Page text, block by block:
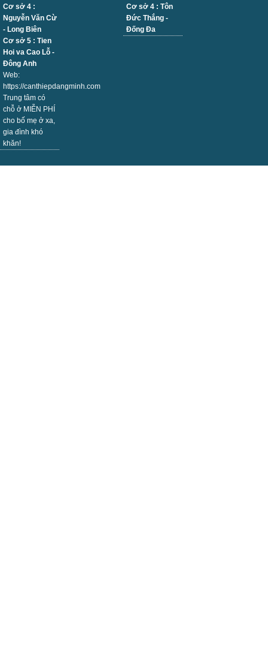
Cơ sở 4 :
Nguyễn Văn Cừ
- Long Biên
Cơ sở 5 : Tien
Hoi va Cao Lỗ -
Đông Anh
Web:
https://canthiepdangminh.com
Trung tâm có
chỗ ở MIỄN PHÍ
cho bố mẹ ở xa,
gia đình khó
khăn!
Cơ sở 4 : Tôn
Đức Thắng -
Đống Đa